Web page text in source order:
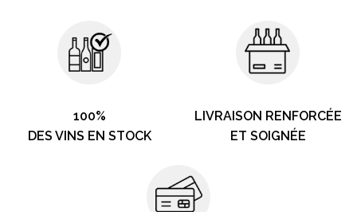
100%
DES VINS EN STOCK
LIVRAISON RENFORCÉE
ET SOIGNÉE